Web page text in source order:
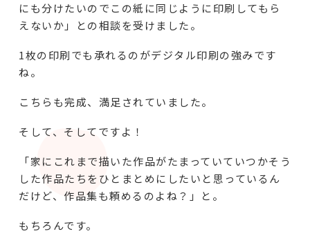
にも分けたいのでこの紙に同じように印刷してもら
えないか」との相談を受けました。
1枚の印刷でも承れるのがデジタル印刷の強みです
ね。
こちらも完成、満足されていました。
そして、そしてですよ！
「家にこれまで描いた作品がたまっていていつかそう
した作品たちをひとまとめにしたいと思っているん
だけど、作品集も頼めるのよね？」と。
もちろんです。